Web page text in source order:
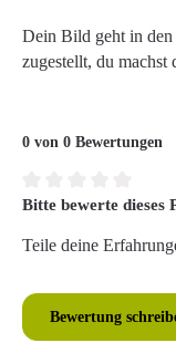
Dein Bild geht in
zugestellt, du machst
0 von 0 Bewertungen
Durchschnittliche
Bitte bewerte dieses
Teile deine
Bewertung